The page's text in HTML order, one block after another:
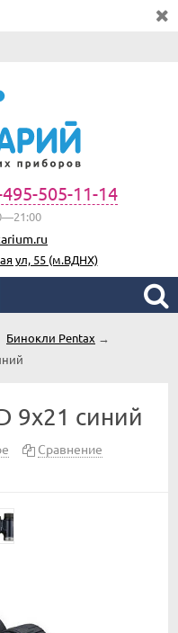
505-11-14
ул, 55 (м.ВДНХ)
Бинокли Pentax →
9x21 синий
Сравнение